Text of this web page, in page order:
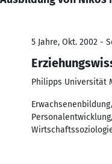
5 Jahre, Okt. 2002 -
Philipps Universität